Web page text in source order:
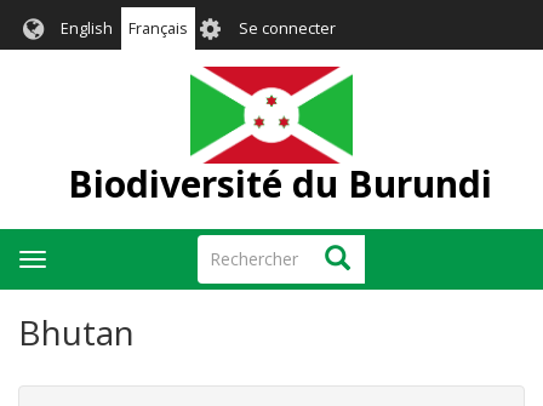
English Français User
account
menu
Se connecter
Biodiversité du Burundi
Rechercher Rechercher
Toggle
navigation
Bhutan